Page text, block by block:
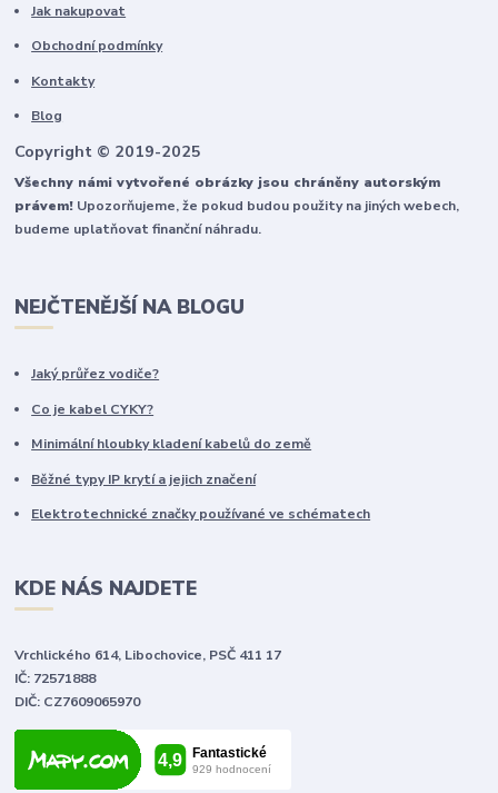
Jak nakupovat
Obchodní podmínky
Kontakty
Blog
Copyright © 2019-2025
Všechny námi vytvořené obrázky jsou chráněny autorským
právem! Upozorňujeme, že pokud budou použity na jiných webech,
budeme uplatňovat finanční náhradu.
NEJČTENĚJŠÍ NA BLOGU
Jaký průřez vodiče?
Co je kabel CYKY?
Minimální hloubky kladení kabelů do země
Běžné typy IP krytí a jejich značení
Elektrotechnické značky používané ve schématech
KDE NÁS NAJDETE
Vrchlického 614, Libochovice, PSČ 411 17
IČ: 72571888
DIČ: CZ7609065970